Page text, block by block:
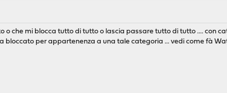
o che mi blocca tutto di tutto o lascia passare tutto di tutto .... con
bloccato per appartenenza a una tale categoria ... vedi come fà